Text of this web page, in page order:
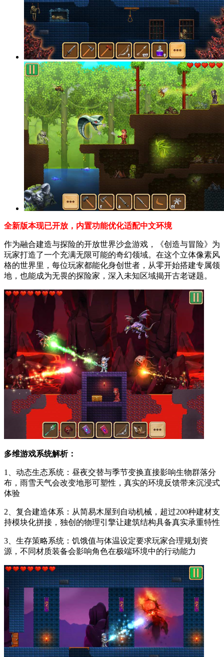
全新版本现已开放，内置功能优化适配中文环境
作为融合建造与探险的开放世界沙盒游戏，《创造与冒险》为
玩家打造了一个充满无限可能的奇幻领域。在这个立体像素风
格的世界里，每位玩家都能化身创世者，从零开始搭建专属领
地，也能成为无畏的探险家，深入未知区域揭开古老谜题。
多维游戏系统解析：
1、动态生态系统：昼夜交替与季节变换直接影响生物群落分
布，雨雪天气会改变地形可塑性，真实的环境反馈带来沉浸式
体验
2、复合建造体系：从简易木屋到自动机械，超过200种建材支
持模块化拼接，独创的物理引擎让建筑结构具备真实承重特性
3、生存策略系统：饥饿值与体温设定要求玩家合理规划资
源，不同材质装备会影响角色在极端环境中的行动能力